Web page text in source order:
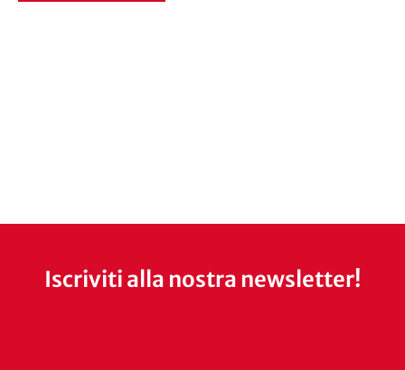
Iscriviti alla nostra newsletter!